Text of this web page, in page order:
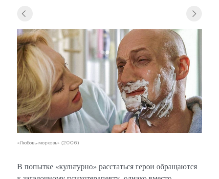
«Любовь-морковь» (2006)
В попытке «культурно» расстаться герои обращаются